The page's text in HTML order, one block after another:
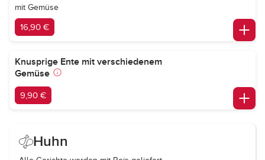
mit Gemüse
16,90 €
Knusprige Ente mit verschiedenem
Gemüse
9,90 €
Huhn